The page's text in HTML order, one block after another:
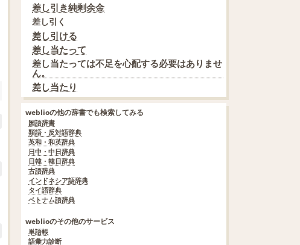
差し引き純剰余金
差し引く
差し引ける
差し当たって
差し当たっては不足を心配する必要はありませ
ん。
差し当たり
weblioの他の辞書でも検索してみる
国語辞書
類語・反対語辞典
英和・和英辞典
日中・中日辞典
日韓・韓日辞典
古語辞典
インドネシア語辞典
タイ語辞典
ベトナム語辞典
weblioのその他のサービス
単語帳
語彙力診断